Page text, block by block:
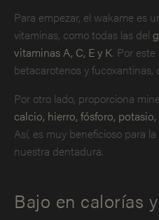
Para empezar, el wakame es
vitaminas, como todas las del
vitaminas A, C, E y K. Por
betacarotenos y fucoxantinas,
Por otro lado, proporciona
calcio, hierro, fósforo,
Así, es muy beneficioso para
nuestra dentadura.
Bajo en calorías